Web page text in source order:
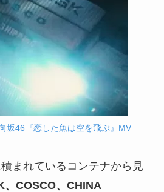
坂46『恋した魚は空を飛ぶ』MV
まれているコンテナから見
、COSCO、CHINA